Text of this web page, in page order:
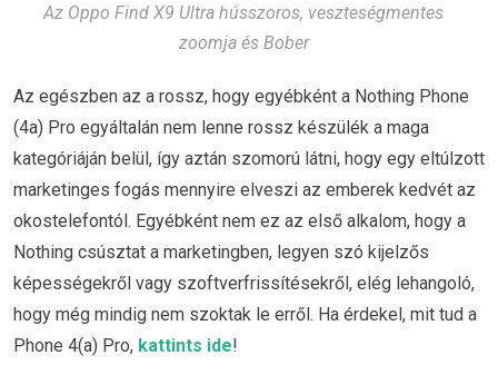
Az Oppo Find X9 Ultra hússzoros, veszteségmentes
zoomja és Bober
Az egészben az a rossz, hogy egyébként a Nothing Phone
(4a) Pro egyáltalán nem lenne rossz készülék a maga
kategóriáján belül, így aztán szomorú látni, hogy egy eltúlzott
marketinges fogás mennyire elveszi az emberek kedvét az
okostelefontól. Egyébként nem ez az első alkalom, hogy a
Nothing csúsztat a marketingben, legyen szó kijelzős
képességekről vagy szoftverfrissítésekről, elég lehangoló,
hogy még mindig nem szoktak le erről. Ha érdekel, mit tud a
Phone 4(a) Pro, kattints ide!